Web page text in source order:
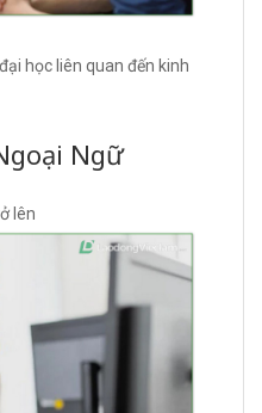
học liên quan đến kinh
Ngữ
lên